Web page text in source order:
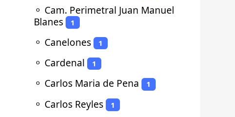
⚬ Cam. Perimetral Juan Manuel
Blanes
1
⚬ Canelones 1
⚬ Cardenal 1
⚬ Carlos Maria de Pena 1
⚬ Carlos Reyles 1